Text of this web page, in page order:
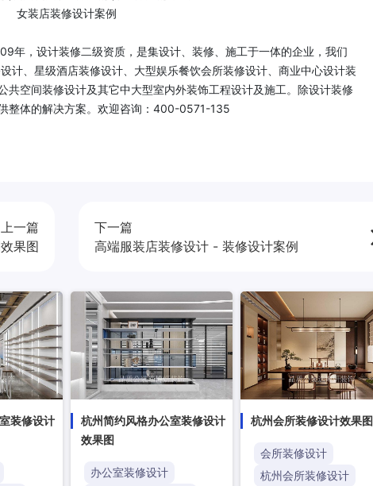
女装店装修设计案例
年，设计装修二级资质，是集设计、装修、施工于一体的企业，我们
计、星级酒店装修设计、大型娱乐餐饮会所装修设计、商业中心设计装
共空间装修设计及其它中大型室内外装饰工程设计及施工。除设计装修
整体的解决方案。欢迎咨询：400-0571-135
上一篇
果图
下一篇
高端服装店装修设计 - 装修设计案例
装修设计
杭州简约风格办公室装修设计
效果图
办公室装修设计
杭州会所装修设计效果图
会所装修设计
杭州会所装修设计